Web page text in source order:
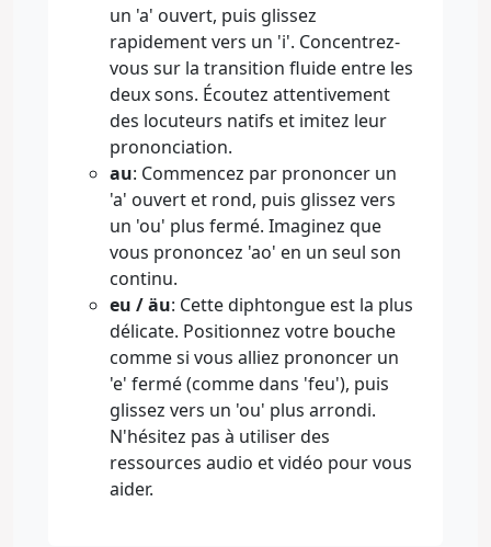
un 'a' ouvert, puis glissez
rapidement vers un 'i'. Concentrez-
vous sur la transition fluide entre les
deux sons. Écoutez attentivement
des locuteurs natifs et imitez leur
prononciation.
au: Commencez par prononcer un
'a' ouvert et rond, puis glissez vers
un 'ou' plus fermé. Imaginez que
vous prononcez 'ao' en un seul son
continu.
eu / äu: Cette diphtongue est la plus
délicate. Positionnez votre bouche
comme si vous alliez prononcer un
'e' fermé (comme dans 'feu'), puis
glissez vers un 'ou' plus arrondi.
N'hésitez pas à utiliser des
ressources audio et vidéo pour vous
aider.